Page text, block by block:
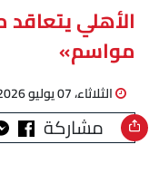
مواسم»
الثلاثاء، 07 يوليو 2026 04:57 م
مشاركة